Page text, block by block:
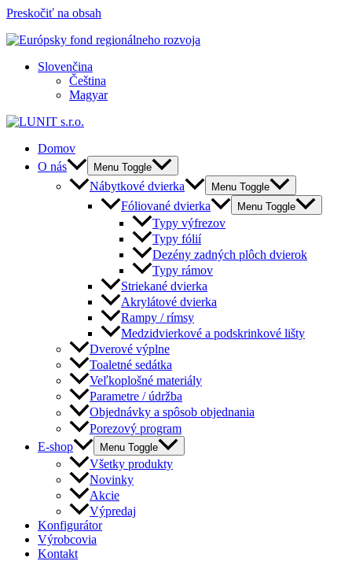
Preskočiť na obsah
Slovenčina
Čeština
Magyar
Domov
O nás
Menu Toggle
Nábytkové dvierka Menu Toggle
Fóliované dvierka Menu Toggle
Typy výfrezov
Typy fólií
Dezény zadných plôch dvierok
Typy rámov
Striekané dvierka
Akrylátové dvierka
Rampy / rímsy
Medzidvierkové a podskrinkové lišty
Dverové výplne
Toaletné sedátka
Veľkoplošné materiály
Parametre / údržba
Objednávky a spôsob objednania
Porezový program
E-shop
Menu Toggle
Všetky produkty
Novinky
Akcie
Výpredaj
Konfigurátor
Výrobcovia
Kontakt